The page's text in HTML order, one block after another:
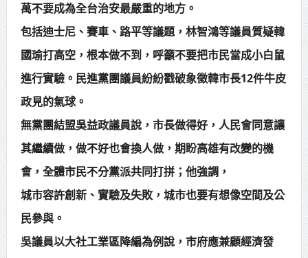
萬不要成為全台治安最嚴重的地方。
包括迪士尼、賽車、路平等議題，林智鴻等議員質疑韓
國瑜打高空，根本做不到，呼籲不要把市民當成小白鼠
進行實驗。民進黨團議員紛紛戳破象徵韓市長12件牛皮
政見的氣球。
無黨團結盟吳益政議員說，市長做得好，人民會同意讓
其繼續做，做不好也會換人做，期盼高雄有改變的機
會，全體市民不分黨派共同打拼；他強調，
城市容許創新、實驗及失敗，城市也要有想像空間及公
民參與。
吳議員以大社工業區降編為例說，市府應兼顧經濟發